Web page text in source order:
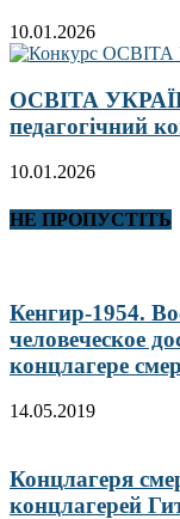
10.01.2026
ОСВІТА
педагогічний
10.01.2026
НЕ ПРОПУСТІТЬ
Кенгир-1954.
человеческое
концлагере
14.05.2019
Концлагеря
концлагерей